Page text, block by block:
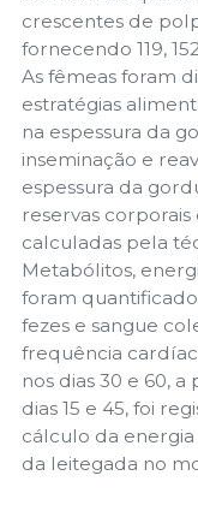
crescentes de
fornecendo 119,
As fêmeas foram
estratégias
na espessura da
inseminação e
espessura da
reservas
calculadas pela
Metabólitos,
foram
fezes e sangue
frequência
nos dias 30 e 60,
dias 15 e 45, foi
cálculo da
da leitegada no